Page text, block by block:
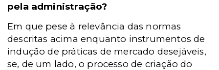
pela administração?
Em que pese à relevância das normas
descritas acima enquanto instrumentos de
indução de práticas de mercado desejáveis,
se, de um lado, o processo de criação do